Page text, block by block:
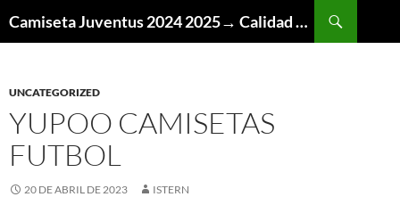
Camiseta Juventus 2024 2025→ Calidad Thai AAA
UNCATEGORIZED
YUPOO CAMISETAS
FUTBOL
20 DE ABRIL DE 2023 ISTERN